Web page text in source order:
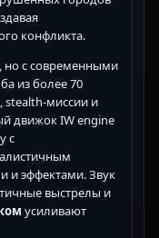
конфликта.
но с современными
из более 70
stealth-миссии и
движок IW engine
с
и эффектами. Звук
выстрелы и
усиливают